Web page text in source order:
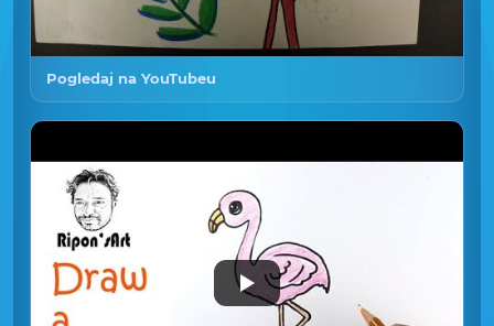
Pogledaj na YouTubeu